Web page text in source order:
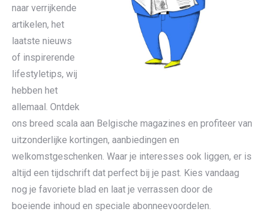
naar verrijkende
artikelen, het
laatste nieuws
of inspirerende
lifestyletips, wij
hebben het
allemaal. Ontdek
ons breed scala aan Belgische magazines en profiteer van
uitzonderlijke kortingen, aanbiedingen en
welkomstgeschenken. Waar je interesses ook liggen, er is
altijd een tijdschrift dat perfect bij je past. Kies vandaag
nog je favoriete blad en laat je verrassen door de
boeiende inhoud en speciale abonneevoordelen.